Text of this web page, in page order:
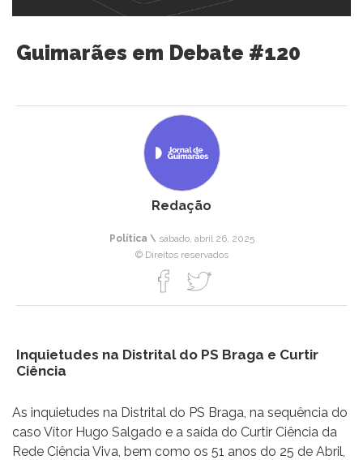
Guimarães em Debate #120
Redação
Política \ sábado, abril 26, 2025
© Direitos reservados
Inquietudes na Distrital do PS Braga e Curtir
Ciência
As inquietudes na Distrital do PS Braga, na sequência do
caso Vítor Hugo Salgado e a saída do Curtir Ciência da
Rede Ciência Viva, bem como os 51 anos do 25 de Abril,